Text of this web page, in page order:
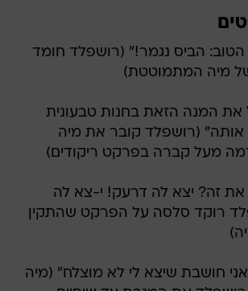
הביס נגמר!" (רושפלד חומד
מיה המתמוטטת)
את המנה הזאת בחנות טבעונית
אותה" (רושפלד קובר את מיה
מעל קברה בפרקט ריקודים)
את זה? יצא לה דרעק! י-צא לה
רוקד סלסה על הפרקט שהתקין
חושבת שיצא לי לא מוצלח" (מיה